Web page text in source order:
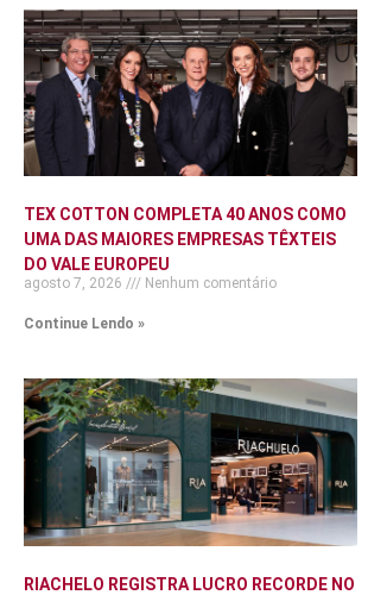
TEX COTTON COMPLETA 40 ANOS COMO
UMA DAS MAIORES EMPRESAS TÊXTEIS
DO VALE EUROPEU
agosto 7, 2026 Nenhum comentário
Continue Lendo »
RIACHELO REGISTRA LUCRO RECORDE NO